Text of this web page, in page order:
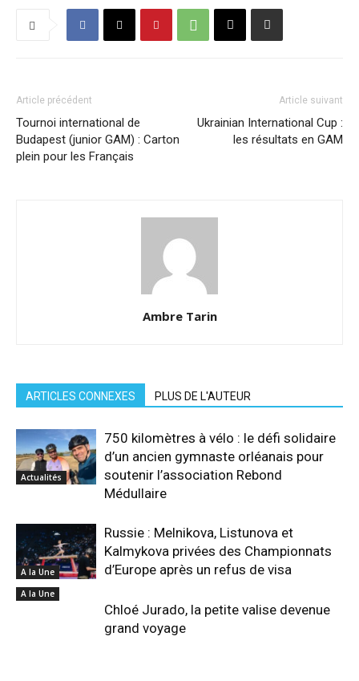
Article précédent
Tournoi international de
Budapest (junior GAM) : Carton
plein pour les Français
Article suivant
Ukrainian International Cup :
les résultats en GAM
Ambre Tarin
ARTICLES CONNEXES PLUS DE L'AUTEUR
Actualités
750 kilomètres à vélo : le défi solidaire
d’un ancien gymnaste orléanais pour
soutenir l’association Rebond
Médullaire
A la Une
Russie : Melnikova, Listunova et
Kalmykova privées des Championnats
d’Europe après un refus de visa
A la Une
Chloé Jurado, la petite valise devenue
grand voyage